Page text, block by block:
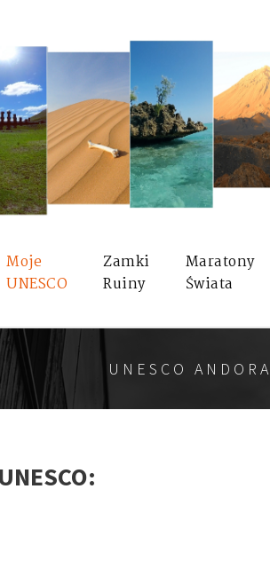
Moje
UNESCO
Zamki
Ruiny
Maratony
Świata
UNESCO ANDORA